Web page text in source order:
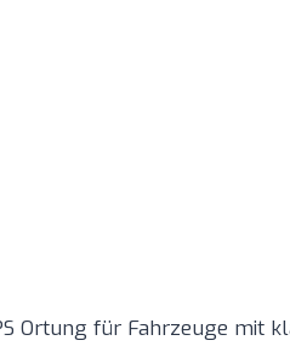
Ortung für Fahrzeuge mit